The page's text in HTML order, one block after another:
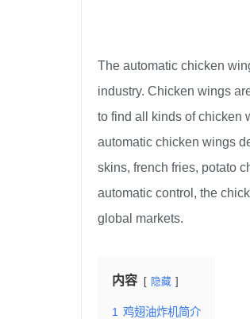
The automatic chicken
industry. Chicken wings
to find all kinds of chicken
automatic chicken wings
skins, french fries, potato
automatic control, the
global markets.
内容 隐藏
1 鸡翅油炸机简介